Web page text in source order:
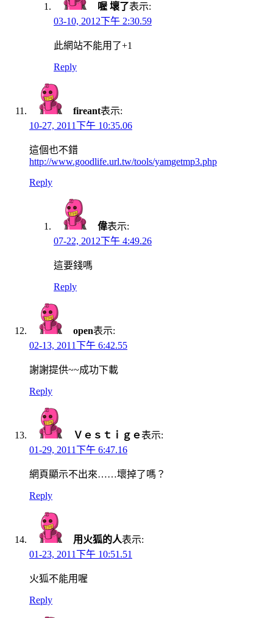
喔 壞了表示:
03-10, 2012下午 2:30.59
此網站不能用了+1
Reply
fireant表示:
10-27, 2011下午 10:35.06
這個也不錯
http://www.goodlife.url.tw/tools/yamgetmp3.php
Reply
偉表示:
07-22, 2012下午 4:49.26
這要錢嗎
Reply
open表示:
02-13, 2011下午 6:42.55
謝謝提供~~成功下載
Reply
Ｖｅｓｔｉｇｅ表示:
01-29, 2011下午 6:47.16
網頁顯示不出來……壞掉了嗎？
Reply
用火狐的人表示:
01-23, 2011下午 10:51.51
火狐不能用喔
Reply